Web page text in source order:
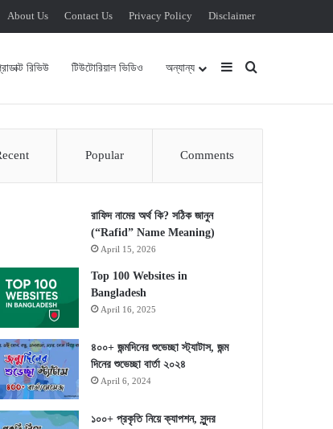
About Us Contact Us Privacy Policy Disclaimer
রিভিউ টিউটোরিয়াল ভিডিও অন্যান্য Sidebar
Popular Comments
রাফিদ নামের অর্থ কি? সঠিক জানুন
(“Rafid” Name Meaning)
April 15, 2026
Top 100 Websites in
Bangladesh
April 16, 2025
৪০০+ জন্মদিনের শুভেচ্ছা স্ট্যাটাস, জন্ম
দিনের শুভেচ্ছা বার্তা ২০২৪
April 6, 2024
১০০+ প্রকৃতি নিয়ে ক্যাপশন, সুন্দর